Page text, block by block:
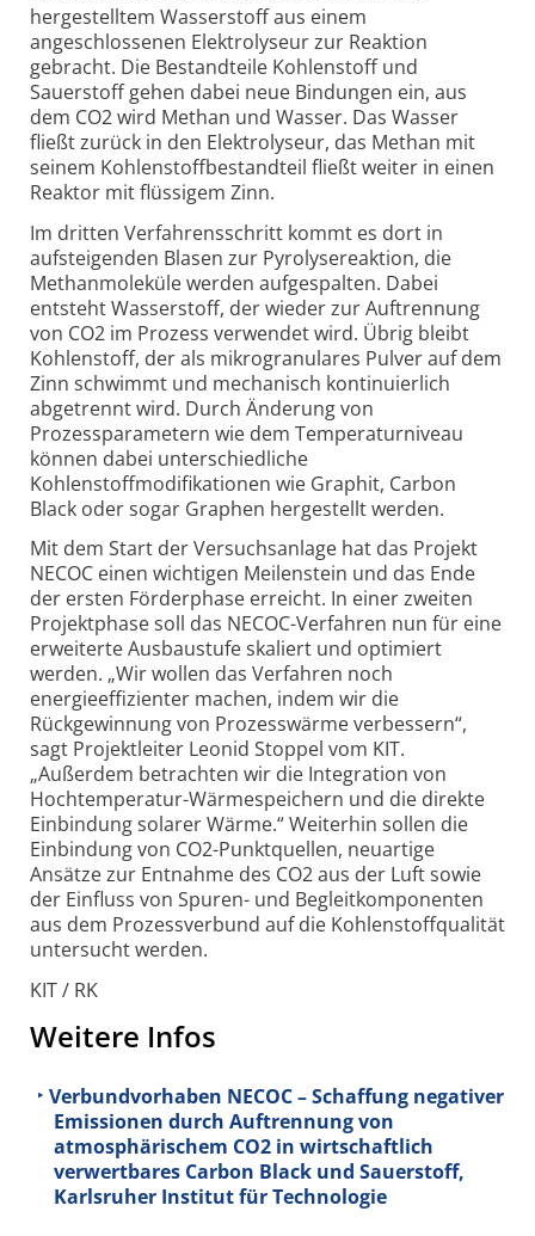
hergestelltem Wasserstoff aus einem
angeschlossenen Elektrolyseur zur Reaktion
gebracht. Die Bestandteile Kohlenstoff und
Sauerstoff gehen dabei neue Bindungen ein, aus
dem CO2 wird Methan und Wasser. Das Wasser
fließt zurück in den Elektrolyseur, das Methan mit
seinem Kohlenstoffbestandteil fließt weiter in einen
Reaktor mit flüssigem Zinn.
Im dritten Verfahrensschritt kommt es dort in
aufsteigenden Blasen zur Pyrolysereaktion, die
Methanmoleküle werden aufgespalten. Dabei
entsteht Wasserstoff, der wieder zur Auftrennung
von CO2 im Prozess verwendet wird. Übrig bleibt
Kohlenstoff, der als mikrogranulares Pulver auf dem
Zinn schwimmt und mechanisch kontinuierlich
abgetrennt wird. Durch Änderung von
Prozessparametern wie dem Temperaturniveau
können dabei unterschiedliche
Kohlenstoffmodifikationen wie Graphit, Carbon
Black oder sogar Graphen hergestellt werden.
Mit dem Start der Versuchsanlage hat das Projekt
NECOC einen wichtigen Meilenstein und das Ende
der ersten Förderphase erreicht. In einer zweiten
Projektphase soll das NECOC-Verfahren nun für eine
erweiterte Ausbaustufe skaliert und optimiert
werden. „Wir wollen das Verfahren noch
energieeffizienter machen, indem wir die
Rückgewinnung von Prozesswärme verbessern“,
sagt Projektleiter Leonid Stoppel vom KIT.
„Außerdem betrachten wir die Integration von
Hochtemperatur-Wärmespeichern und die direkte
Einbindung solarer Wärme.“ Weiterhin sollen die
Einbindung von CO2-Punktquellen, neuartige
Ansätze zur Entnahme des CO2 aus der Luft sowie
der Einfluss von Spuren- und Begleitkomponenten
aus dem Prozessverbund auf die Kohlenstoffqualität
untersucht werden.
KIT / RK
Weitere Infos
Verbundvorhaben NECOC – Schaffung negativer
Emissionen durch Auftrennung von
atmosphärischem CO2 in wirtschaftlich
verwertbares Carbon Black und Sauerstoff,
Karlsruher Institut für Technologie